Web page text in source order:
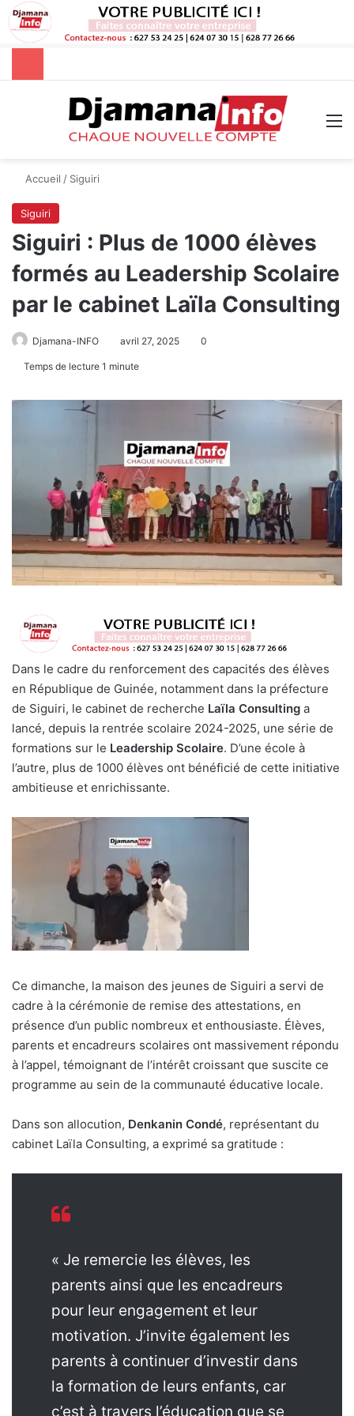
Rechercher
Accueil / Siguiri
Siguiri
Siguiri : Plus de 1000 élèves
formés au Leadership Scolaire
par le cabinet Laïla Consulting
Djamana-INFO avril 27, 2025 0
Temps de lecture 1 minute
Dans le cadre du renforcement des capacités des élèves
en République de Guinée, notamment dans la préfecture
de Siguiri, le cabinet de recherche Laïla Consulting a
lancé, depuis la rentrée scolaire 2024-2025, une série de
formations sur le Leadership Scolaire. D’une école à
l’autre, plus de 1000 élèves ont bénéficié de cette initiative
ambitieuse et enrichissante.
Ce dimanche, la maison des jeunes de Siguiri a servi de
cadre à la cérémonie de remise des attestations, en
présence d’un public nombreux et enthousiaste. Élèves,
parents et encadreurs scolaires ont massivement répondu
à l’appel, témoignant de l’intérêt croissant que suscite ce
programme au sein de la communauté éducative locale.
Dans son allocution, Denkanin Condé, représentant du
cabinet Laïla Consulting, a exprimé sa gratitude :
« Je remercie les élèves, les
parents ainsi que les encadreurs
pour leur engagement et leur
motivation. J’invite également les
parents à continuer d’investir dans
la formation de leurs enfants, car
c’est à travers l’éducation que se